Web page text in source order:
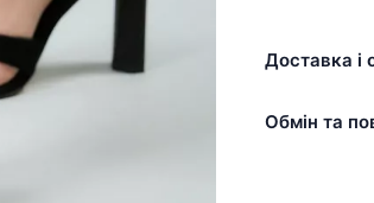
Доставка і
Обмін та